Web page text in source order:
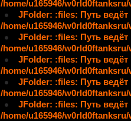
/home/u165946/
JFolder: :files: Путь ведёт
/home/u165946/
JFolder: :files: Путь ведёт
/home/u165946/
JFolder: :files: Путь ведёт
/home/u165946/
JFolder: :files: Путь ведёт
/home/u165946/
JFolder: :files: Путь ведёт
/home/u165946/